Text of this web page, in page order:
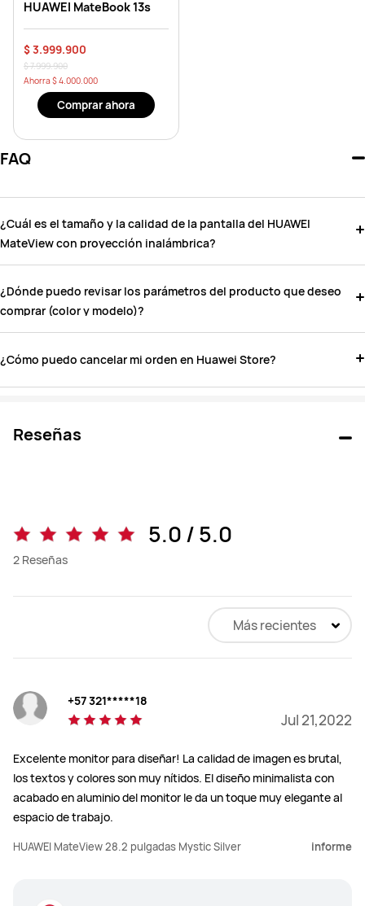
HUAWEI MateBook 13s
$ 3.999.900
$ 7.999.900
Ahorra$ 4.000.000
Comprar ahora
FAQ
¿Cuál es el tamaño y la calidad de la pantalla del HUAWEI
MateView con proyección inalámbrica?
¿Dónde puedo revisar los parámetros del producto que deseo
comprar (color y modelo)?
¿Cómo puedo cancelar mi orden en Huawei Store?
Reseñas
5.0 / 5.0
2 Reseñas
Más recientes
+57 321*****18
Jul 21,2022
Excelente monitor para diseñar! La calidad de imagen es brutal,
los textos y colores son muy nítidos. El diseño minimalista con
acabado en aluminio del monitor le da un toque muy elegante al
espacio de trabajo.
HUAWEI MateView 28.2 pulgadas Mystic Silver informe